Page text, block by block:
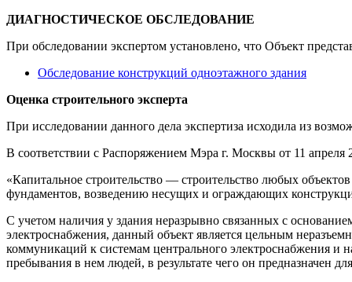
ДИАГНОСТИЧЕСКОЕ ОБСЛЕДОВАНИЕ
При обследовании экспертом установлено, что Объект
Обследование конструкций одноэтажного здания
Оценка строительного эксперта
При исследовании данного дела экспертиза исходила из
В соответствии с Распоряжением Мэра г. Москвы от 11
«Капитальное строительство — строительство любых
фундаментов, возведению несущих и ограждающих
С учетом наличия у здания неразрывно связанных с
электроснабжения, данный объект является цельным
коммуникаций к системам центрального электроснабжения и
пребывания в нем людей, в результате чего он предназначен